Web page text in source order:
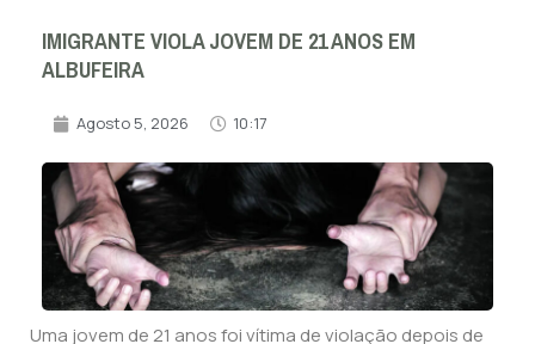
IMIGRANTE VIOLA JOVEM DE 21 ANOS EM
ALBUFEIRA
Agosto 5, 2026 10:17
Uma jovem de 21 anos foi vítima de violação depois de